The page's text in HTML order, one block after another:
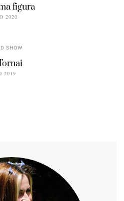
figura
2020
SHOW
2019